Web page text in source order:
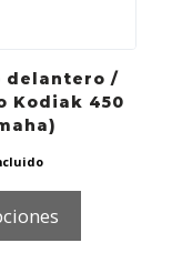
delantero /
Kodiak 450